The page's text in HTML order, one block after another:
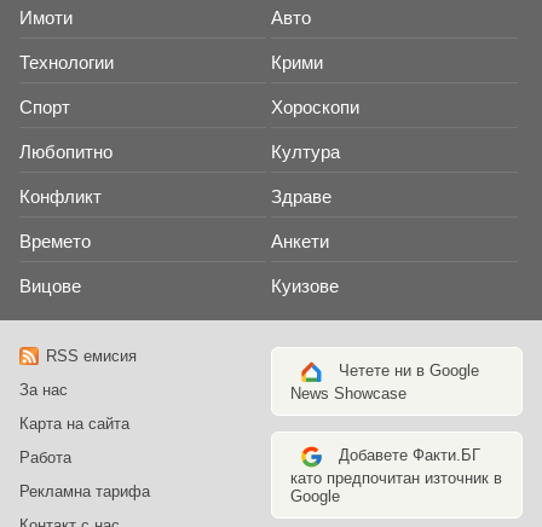
Имоти Авто
Технологии Крими
Спорт Хороскопи
Любопитно Култура
Конфликт Здраве
Времето Анкети
Вицове Куизове
RSS емисия
За нас
Карта на сайта
Работа
Рекламна тарифа
Четете ни в Google
News Showcase
Добавете Факти.БГ
като предпочитан източник в
Google